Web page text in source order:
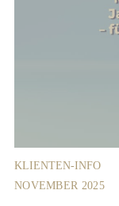
KLIENTEN-INFO
NOVEMBER 2025